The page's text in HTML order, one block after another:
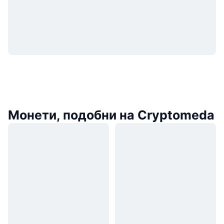
Монети, подобни на Cryptomeda